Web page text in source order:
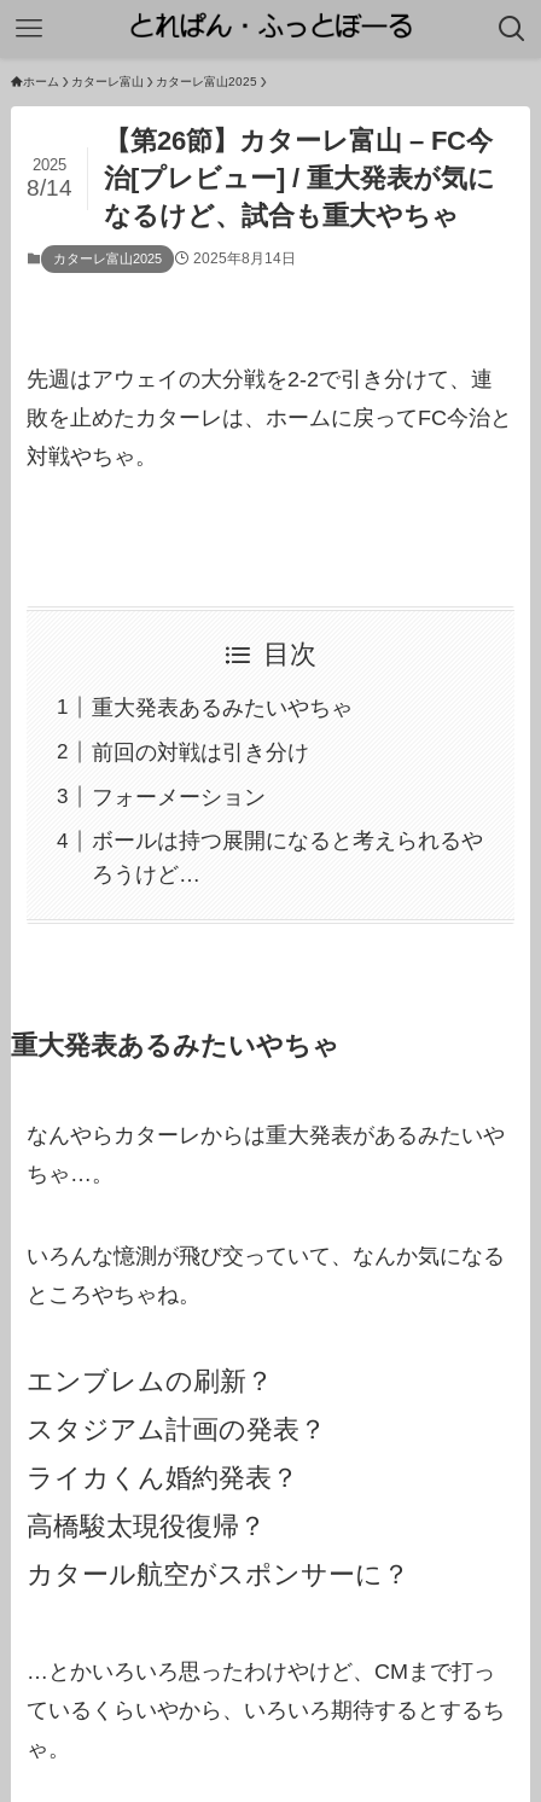
ホーム カターレ富山 カターレ富山2025
【第26節】カターレ富山 – FC今
治[プレビュー] / 重大発表が気に
なるけど、試合も重大やちゃ
2025
8/14
カターレ富山2025 2025年8月14日
先週はアウェイの大分戦を2-2で引き分けて、連
敗を止めたカターレは、ホームに戻ってFC今治と
対戦やちゃ。
目次
重大発表あるみたいやちゃ
前回の対戦は引き分け
フォーメーション
ボールは持つ展開になると考えられるや
ろうけど…
重大発表あるみたいやちゃ
なんやらカターレからは重大発表があるみたいや
ちゃ…。
いろんな憶測が飛び交っていて、なんか気になる
ところやちゃね。
エンブレムの刷新？
スタジアム計画の発表？
ライカくん婚約発表？
高橋駿太現役復帰？
カタール航空がスポンサーに？
…とかいろいろ思ったわけやけど、CMまで打っ
ているくらいやから、いろいろ期待するとするち
ゃ。